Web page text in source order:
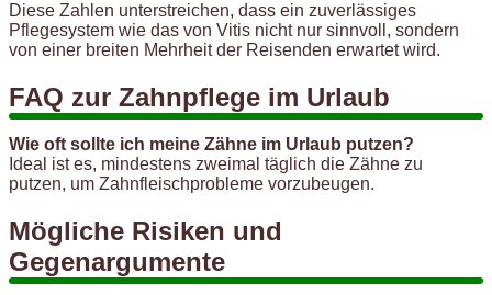
Diese Zahlen unterstreichen, dass ein zuverlässiges
Pflegesystem wie das von Vitis nicht nur sinnvoll, sondern
von einer breiten Mehrheit der Reisenden erwartet wird.
FAQ zur Zahnpflege im Urlaub
Wie oft sollte ich meine Zähne im Urlaub putzen?
Ideal ist es, mindestens zweimal täglich die Zähne zu
putzen, um Zahnfleischprobleme vorzubeugen.
Mögliche Risiken und
Gegenargumente